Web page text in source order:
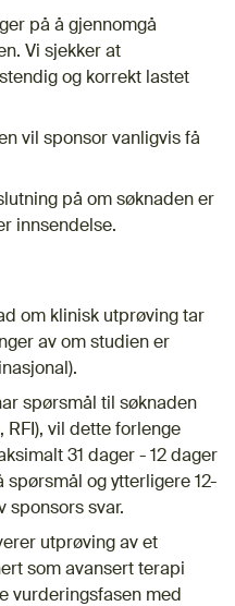
på å gjennomgå
Vi sjekker at
og korrekt lastet
vil sponsor vanligvis få
på om søknaden er
innsendelse.
om klinisk utprøving tar
av om studien er
spørsmål til søknaden
RFI), vil dette forlenge
31 dager - 12 dager
og ytterligere 12-
sponsors svar.
utprøving av et
som avansert terapi
vurderingsfasen med